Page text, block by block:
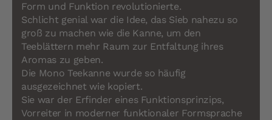
Form und Funktion revolutionierte.
Schlicht genial war die Idee, das Sieb nahezu so
groß zu machen wie die Kanne, um den
Teeblättern mehr Raum zur Entfaltung ihres
Aromas zu geben.
Die Mono Teekanne wurde so häufig
ausgezeichnet wie kopiert.
Sie war der Erfinder eines Funktionsprinzips,
Vorreiter in moderner funktionaler Formsprache